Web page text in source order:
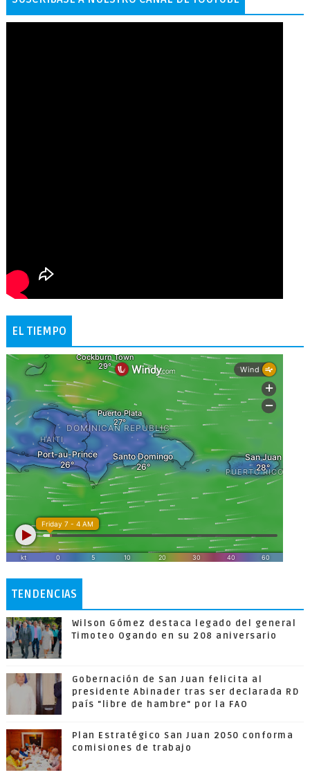
EL TIEMPO
TENDENCIAS
Wilson Gómez destaca legado del general
Timoteo Ogando en su 208 aniversario
Gobernación de San Juan felicita al
presidente Abinader tras ser declarada RD
país "libre de hambre" por la FAO
Plan Estratégico San Juan 2050 conforma
comisiones de trabajo